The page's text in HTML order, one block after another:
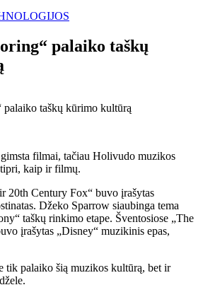
palaiko taškų
filmai, tačiau Holivudo muzikos
kaip ir filmų.
20th Century Fox“ buvo įrašytas
Džeko Sparrow siaubinga tema
taškų rinkimo etape. Šventosiose „The
įrašytas „Disney“ muzikinis epas,
tik palaiko šią muzikos kultūrą, bet ir